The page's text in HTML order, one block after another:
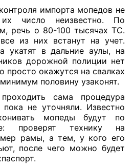
импорта мопедов не
число неизвестно. По
речь о 80-100 тысячах ТС.
из них встанут на учет.
укатят в дальние аулы, на
дорожной полиции нет
просто окажутся на свалках
половину узаконят.
сама процедура
не уточняли. Известно
мопеды будут по
проверят технику на
рамы, а тем, у кого его
после чего можно будет